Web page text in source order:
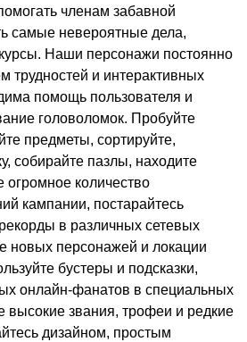
членам забавной
самые невероятные дела,
Наши персонажи постоянно
трудностей и интерактивных
помощь пользователя и
головоломок. Пробуйте
предметы, сортируйте,
собирайте пазлы, находите
количество
кампании, постарайтесь
в различных сетевых
новых персонажей и локации
бустеры и подсказки,
онлайн-фанатов в специальных
высокие звания, трофеи и редкие
дизайном, простым